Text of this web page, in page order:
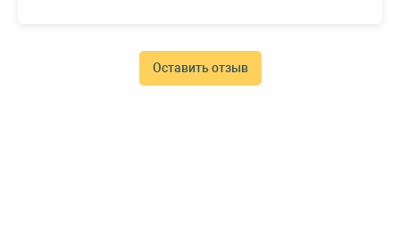
окружили заботой. Таким заведением оказался
пансионат для пожилых Опека. Находится в Москве, в
соседнем районе, поэтому проведывать дорогого нам
Оставить отзыв